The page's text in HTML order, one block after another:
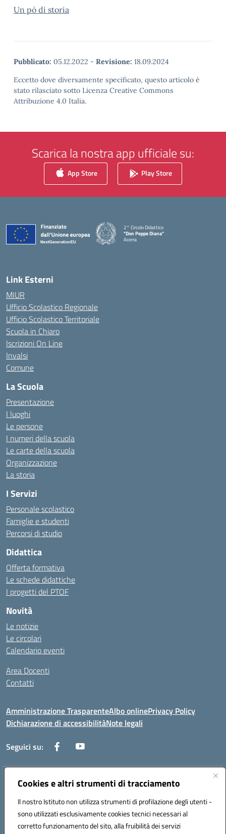
Cookies e altri strumenti di tracciamento
Il nostro Istituto non utilizza strumenti di profilazione degli utenti -
sono utilizzati esclusivamente cookies tecnici necessari al
corretto funzionamento del sito, alla fruibilità dei servizi
Un pò di storia
Pubblicato: 05.12.2022 - Revisione: 18.09.2024
Eccetto dove diversamente specificato, questo articolo è
stato rilasciato sotto Licenza Creative Commons
Attribuzione 4.0 Italia.
Scarica la nostra app ufficiale su:
App Store Play Store
2° Circolo Didattico
"Don Peppe Diana"
Acerra
Link Esterni
MIUR
Ufficio Scolastico Regionale
Ufficio Scolastico Territoriale
Scuola in Chiaro
Iscrizioni On Line
Invalsi
Comune
La Scuola
Presentazione
I luoghi
Le persone
I numeri della scuola
Le carte della scuola
Organizzazione
La storia
I Servizi
Personale scolastico
Famiglie e studenti
Percorsi di studio
Didattica
Offerta formativa
Le schede didattiche
I progetti del PTOF
Novità
Le notizie
Le circolari
Calendario eventi
Area Docenti
Contatti
Amministrazione TrasparenteAlbo onlinePrivacy Policy
Dichiarazione di accessibilitàNote legali
Seguici su:
Indirizzo:Via dei mille, 2 - 80011 Acerra (NA)
Posta elettronica certificata (PEC):naee10200g@pec.istruzione.it
Codice fiscale: 80103770634